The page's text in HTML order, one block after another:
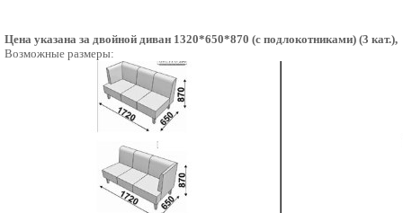
Цена указана за двойной диван 1320*650*870 (с подлокотниками) (3 кат.),
Возможные размеры: